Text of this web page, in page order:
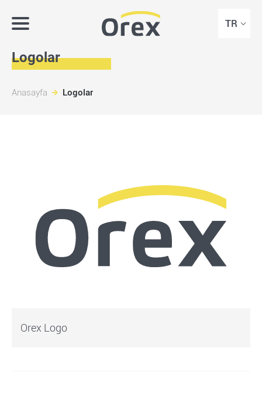
TR
Logolar
Anasayfa Logolar
Orex Logo